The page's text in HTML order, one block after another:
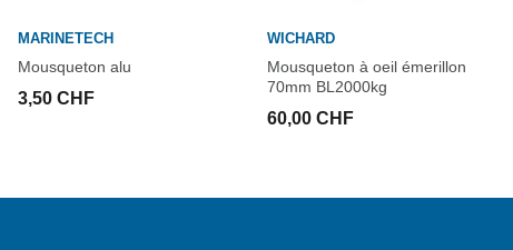
MARINETECH
Mousqueton alu
3,50 CHF
WICHARD
Mousqueton à oeil émerillon
70mm BL2000kg
60,00 CHF